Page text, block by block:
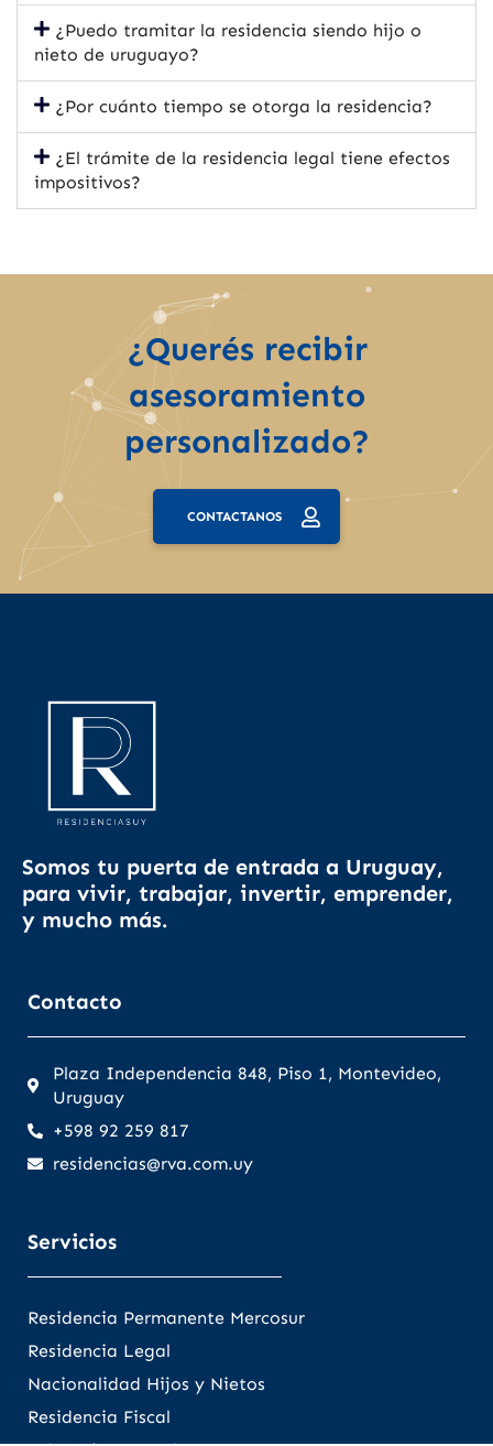
¿Puedo tramitar la residencia siendo hijo o
nieto de uruguayo?
¿Por cuánto tiempo se otorga la residencia?
¿El trámite de la residencia legal tiene efectos
impositivos?
¿Querés recibir
asesoramiento
personalizado?
CONTACTANOS
Somos tu puerta de entrada a Uruguay,
para vivir, trabajar, invertir, emprender,
y mucho más.
Contacto
Plaza Independencia 848, Piso 1, Montevideo,
Uruguay
+598 92 259 817
residencias@rva.com.uy
Servicios
Residencia Permanente Mercosur
Residencia Legal
Nacionalidad Hijos y Nietos
Residencia Fiscal